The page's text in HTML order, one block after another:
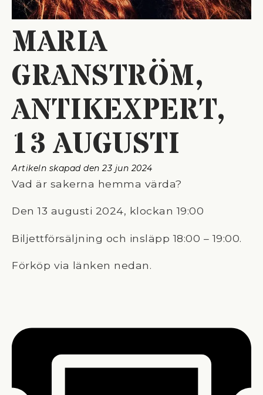
MARIA
GRANSTRÖM,
ANTIKEXPERT,
13 AUGUSTI
Artikeln skapad den 23 jun 2024
Vad är sakerna hemma värda?
Den 13 augusti 2024, klockan 19:00
Biljettförsäljning och insläpp 18:00 – 19:00.
Förköp via länken nedan.